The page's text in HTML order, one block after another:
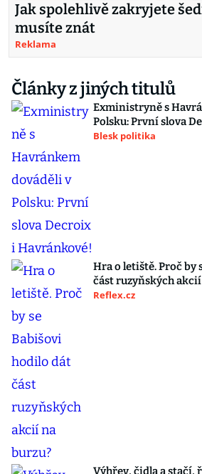
Jak spolehlivě zakryjete
musíte znát
Reklama
Články z jiných titulů
Exministryně s
Polsku: První slova
Blesk politika
Hra o letiště. Proč by
část ruzyňských akcií
Reflex.cz
Výhřev, čidla a stačí,